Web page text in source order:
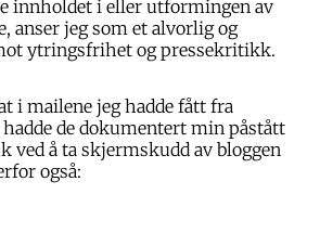
innholdet i eller utformingen av
anser jeg som et alvorlig og
ytringsfrihet og pressekritikk.
i mailene jeg hadde fått fra
de dokumentert min påstått
ved å ta skjermskudd av bloggen
også: